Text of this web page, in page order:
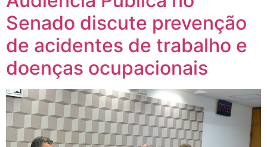
Senado discute prevenção
de acidentes de trabalho e
doenças ocupacionais